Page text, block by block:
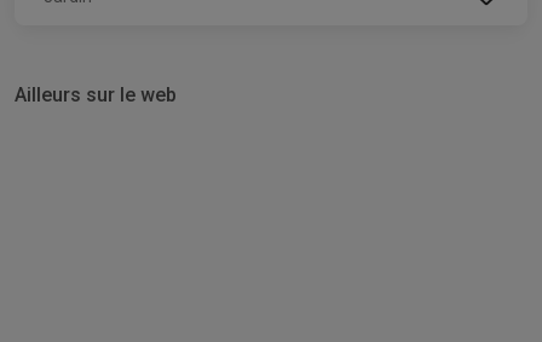
Ailleurs sur le web